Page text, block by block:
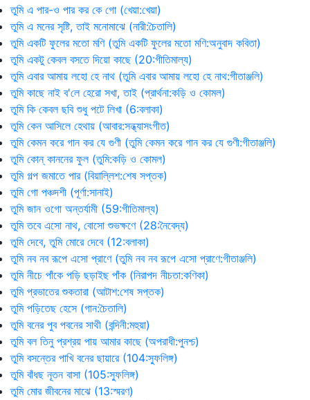
তুমি এ পার-ও পার কর কে গো (খেয়া:খেয়া)
তুমি এ মনের সৃষ্টি, তাই মনোমাঝে (নারী:চৈতালি)
তুমি একটি ফুলের মতো মণি (তুমি একটি ফুলের মতো মণি:অনুবাদ কবিতা)
তুমি একটু কেবল বসতে দিয়ো কাছে (20:গীতিমাল্য)
তুমি এবার আমায় লহো হে নাথ (তুমি এবার আমায় লহো হে নাথ:গীতাঞ্জলি)
তুমি কাছে নাই ব'লে হেরো সখা, তাই (প্রার্থনা:কড়ি ও কোমল)
তুমি কি কেবল ছবি শুধু পটে লিখা (6:বলাকা)
তুমি কেন আসিলে হেথায় (আবার:সন্ধ্যাসংগীত)
তুমি কেমন করে গান কর যে গুণী (তুমি কেমন করে গান কর যে গুণী:গীতাঞ্জলি)
তুমি কোন্‌ কাননের ফুল (তুমি:কড়ি ও কোমল)
তুমি গল্প জমাতে পার (বিয়াল্লিশ:শেষ সপ্তক)
তুমি গো পঞ্চদশী (পূর্ণা:সানাই)
তুমি জান ওগো অন্তর্যামী (59:গীতিমাল্য)
তুমি তবে এসো নাথ, বোসো শুভক্ষণে (28:নৈবেদ্য)
তুমি দেবে, তুমি মোরে দেবে (12:বলাকা)
তুমি নব নব রূপে এসো প্রাণে (তুমি নব নব রূপে এসো প্রাণে:গীতাঞ্জলি)
তুমি নীচে পাঁকে পড়ি ছড়াইছ পাঁক (নিরাপদ নীচতা:কণিকা)
তুমি প্রভাতের শুকতারা (আটাশ:শেষ সপ্তক)
তুমি পড়িতেছ হেসে (গান:চৈতালি)
তুমি বনের পুব পবনের সাথী (বন্দিনী:মহুয়া)
তুমি বল তিনু প্রশ্রয় পায় আমার কাছে (অপরাধী:পুনশ্চ)
তুমি বসন্তের পাখি বনের ছায়ারে (104:স্ফুলিঙ্গ)
তুমি বাঁধছ নূতন বাসা (105:স্ফুলিঙ্গ)
তুমি মোর জীবনের মাঝে (13:স্মরণ)